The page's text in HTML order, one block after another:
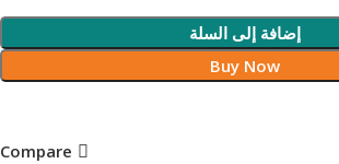
إضافة إلى السلة
Buy Now
Compare